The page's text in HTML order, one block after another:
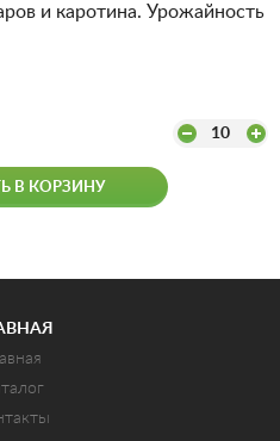
и каротина. Урожайность
10
В КОРЗИНУ